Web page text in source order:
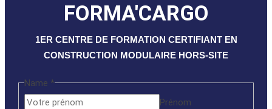
FORMA'CARGO
1ER CENTRE DE FORMATION CERTIFIANT EN
CONSTRUCTION MODULAIRE HORS-SITE
Name *
Prénom